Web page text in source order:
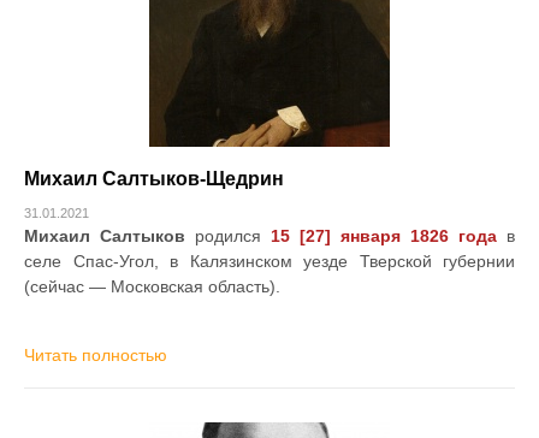
Михаил Салтыков-Щедрин
31.01.2021
Михаил Салтыков родился 15 [27] января 1826 года в
селе Спас-Угол, в Калязинском уезде Тверской губернии
(сейчас — Московская область).
Читать полностью